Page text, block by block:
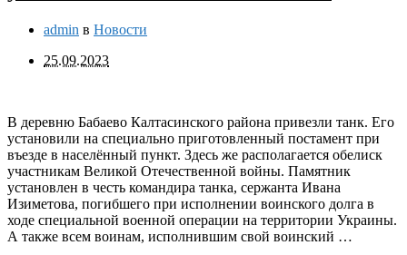
admin в Новости
25.09.2023
В деревню Бабаево Калтасинского района привезли танк. Его
установили на специально приготовленный постамент при
въезде в населённый пункт. Здесь же располагается обелиск
участникам Великой Отечественной войны. Памятник
установлен в честь командира танка, сержанта Ивана
Изиметова, погибшего при исполнении воинского долга в
ходе специальной военной операции на территории Украины.
А также всем воинам, исполнившим свой воинский …